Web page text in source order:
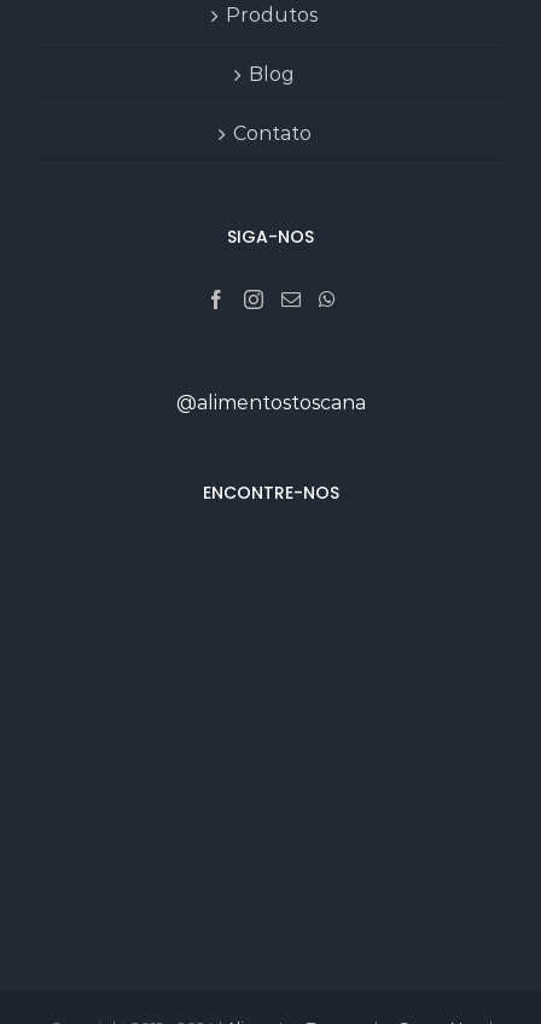
Produtos
Blog
Contato
SIGA-NOS
@alimentostoscana
ENCONTRE-NOS